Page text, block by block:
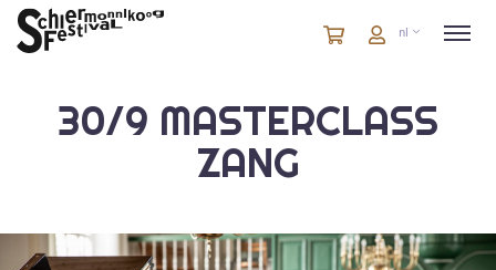
Winkelmandje
artikelen
Account
nl
30/9 MASTERCLASS
ZANG